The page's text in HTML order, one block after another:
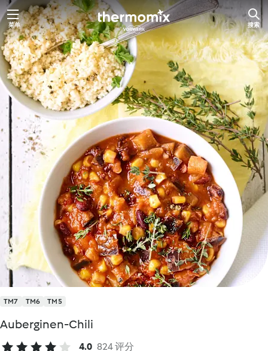
跳
至
内
容
菜单 搜索
TM7 TM6 TM5
Auberginen-Chili
4.0 824 评分